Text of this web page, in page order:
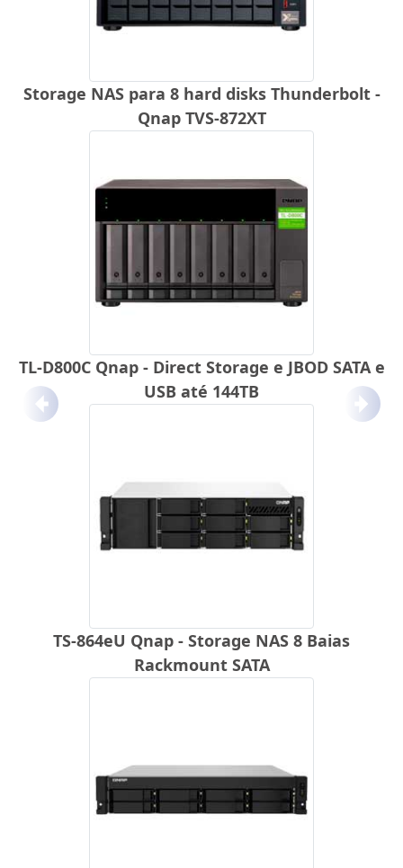
Storage NAS para 8 hard disks Thunderbolt -
Qnap TVS-872XT
TL-D800C Qnap - Direct Storage e JBOD SATA e
USB até 144TB
TS-864eU Qnap - Storage NAS 8 Baias
Rackmount SATA
Anterior